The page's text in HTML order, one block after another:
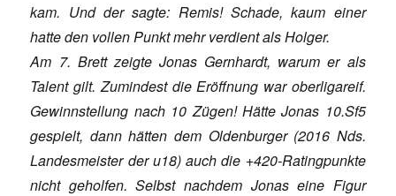
kam. Und der sagte: Remis! Schade, kaum einer
hatte den vollen Punkt mehr verdient als Holger.
Am 7. Brett zeigte Jonas Gernhardt, warum er als
Talent gilt. Zumindest die Eröffnung war oberligareif.
Gewinnstellung nach 10 Zügen! Hätte Jonas 10.Sf5
gespielt, dann hätten dem Oldenburger (2016 Nds.
Landesmeister der u18) auch die +420-Ratingpunkte
nicht geholfen. Selbst nachdem Jonas eine Figur